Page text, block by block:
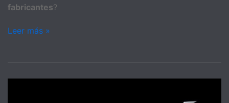
fabricantes?
Leer más »